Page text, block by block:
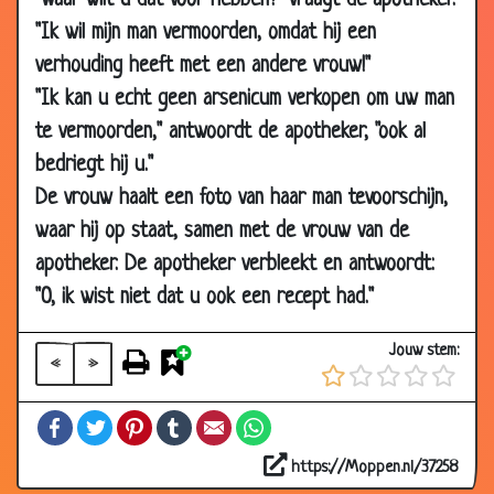
"Ik wil mijn man vermoorden, omdat hij een
verhouding heeft met een andere vrouw!"
"Ik kan u echt geen arsenicum verkopen om uw man
te vermoorden," antwoordt de apotheker, "ook al
bedriegt hij u."
De vrouw haalt een foto van haar man tevoorschijn,
waar hij op staat, samen met de vrouw van de
apotheker. De apotheker verbleekt en antwoordt:
"O, ik wist niet dat u ook een recept had."
« »
Jouw stem:
FacebookTwitterPinterestTumblrEmail
https://Moppen.nl/37258
22 Mar
2007
Verlangen
2007
In het donker
19 Mar
2007
Vrij vragen
17 Mar
2007
Urinoir
12 Mar
2007
Rij wachtenden
12 Mar
Rubberaandelen 2.63
12 Mar
Meneer Meyer